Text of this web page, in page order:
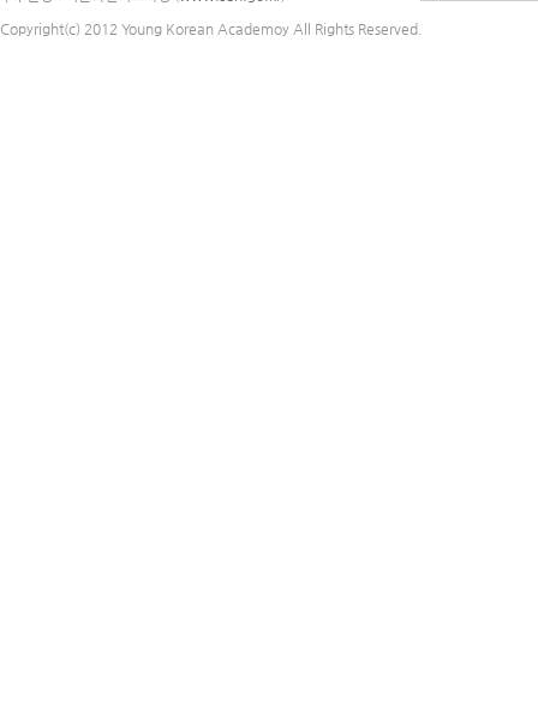
Copyright(c) 2012 Young Korean Academoy All Rights Reserved.